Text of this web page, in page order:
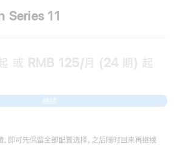
Series 11
或 RMB 125/月 (24 期) 起
继续
即可先保留全部配置选择，之后随时回来再继续